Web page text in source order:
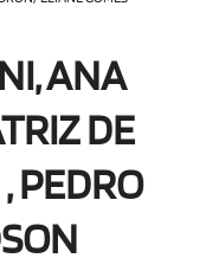
ANA
DE
PEDRO